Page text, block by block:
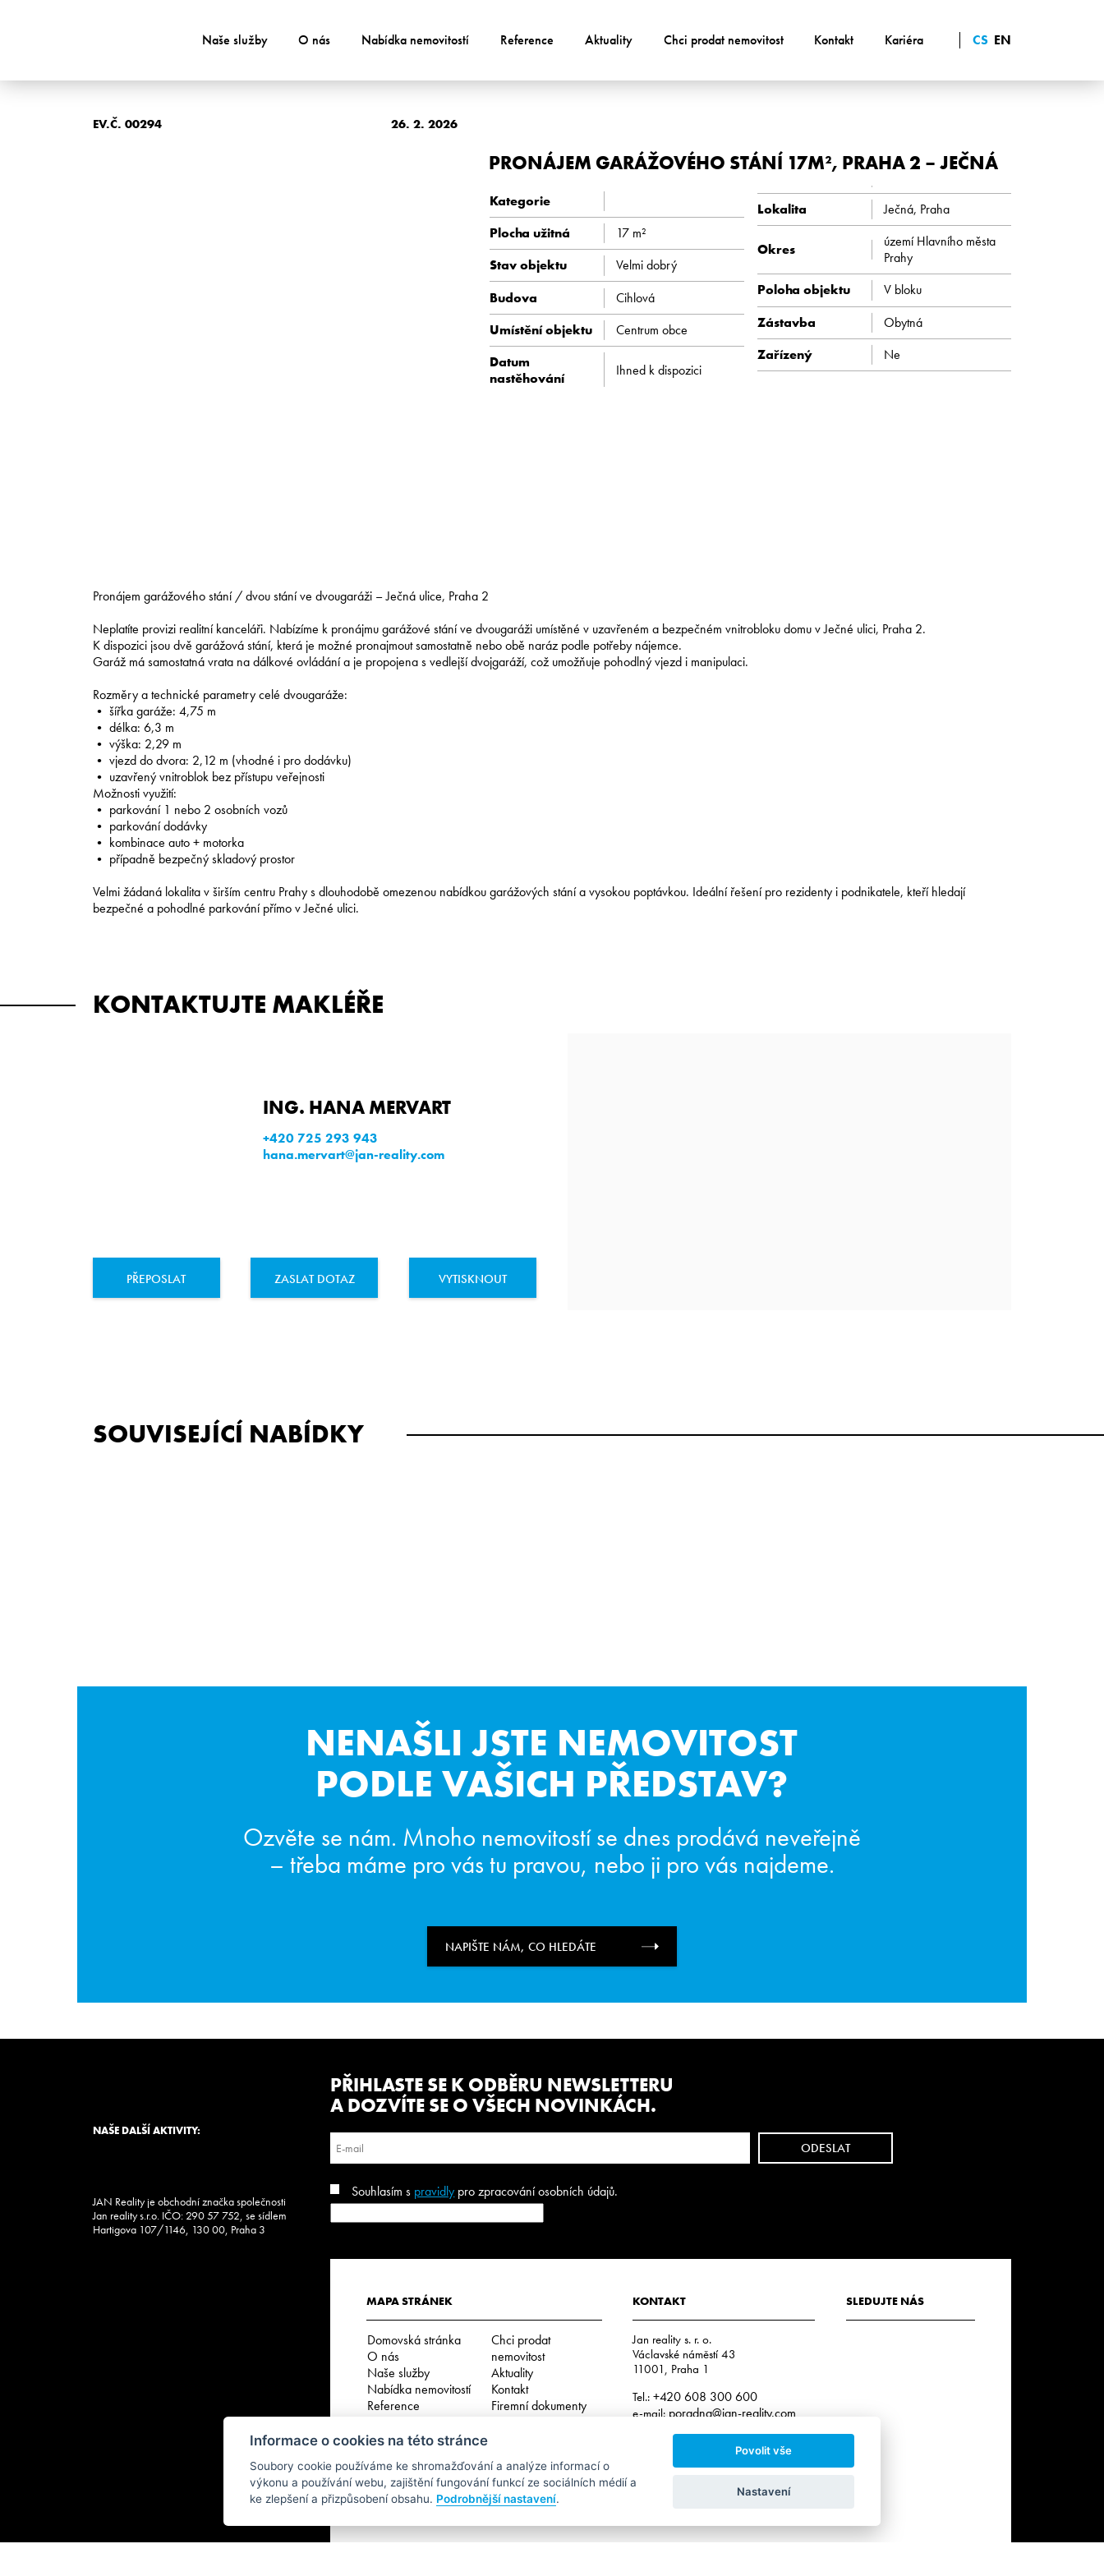
Naše služby O nás Nabídka nemovitostí Reference Aktuality Chci prodat nemovitost Kontakt Kariéra CS EN
EV.Č. 00294 26. 2. 2026
PRONÁJEM GARÁŽOVÉHO STÁNÍ 17M², PRAHA 2 – JEČNÁ
Kategorie
Plocha užitná
17 m²
Stav objektu
Velmi dobrý
Budova
Cihlová
Umístění objektu
Centrum obce
Datum
nastěhování
Ihned k dispozici
Lokalita Ječná, Praha
Okres
území Hlavního města
Prahy
Poloha objektu
V bloku
Zástavba
Obytná
Zařízený
Ne
Pronájem garážového stání / dvou stání ve dvougaráži – Ječná ulice, Praha 2
Neplatíte provizi realitní kanceláři. Nabízíme k pronájmu garážové stání ve dvougaráži umístěné v uzavřeném a bezpečném vnitrobloku domu v Ječné ulici, Praha 2.
K dispozici jsou dvě garážová stání, která je možné pronajmout samostatně nebo obě naráz podle potřeby nájemce.
Garáž má samostatná vrata na dálkové ovládání a je propojena s vedlejší dvojgaráží, což umožňuje pohodlný vjezd i manipulaci.
Rozměry a technické parametry celé dvougaráže:
• šířka garáže: 4,75 m
• délka: 6,3 m
• výška: 2,29 m
• vjezd do dvora: 2,12 m (vhodné i pro dodávku)
• uzavřený vnitroblok bez přístupu veřejnosti
Možnosti využití:
• parkování 1 nebo 2 osobních vozů
• parkování dodávky
• kombinace auto + motorka
• případně bezpečný skladový prostor
Velmi žádaná lokalita v širším centru Prahy s dlouhodobě omezenou nabídkou garážových stání a vysokou poptávkou. Ideální řešení pro rezidenty i podnikatele, kteří hledají
bezpečné a pohodlné parkování přímo v Ječné ulici.
KONTAKTUJTE MAKLÉŘE
ING. HANA MERVART
+420 725 293 943
hana.mervart@jan-reality.com
PŘEPOSLAT ZASLAT DOTAZ VYTISKNOUT
SOUVISEJÍCÍ NABÍDKY
NENAŠLI JSTE NEMOVITOST
PODLE VAŠICH PŘEDSTAV?
Ozvěte se nám. Mnoho nemovitostí se dnes prodává neveřejně
– třeba máme pro vás tu pravou, nebo ji pro vás najdeme.
NAPIŠTE NÁM, CO HLEDÁTE
NAŠE DALŠÍ AKTIVITY:
JAN Reality je obchodní značka společnosti
Jan reality s.r.o. IČO: 290 57 752, se sídlem
Hartigova 107/1146, 130 00, Praha 3
PŘIHLASTE SE K ODBĚRU NEWSLETTERU
A DOZVÍTE SE O VŠECH NOVINKÁCH.
Souhlasím s pravidly pro zpracování osobních údajů.
MAPA STRÁNEK
Domovská stránka
O nás
Naše služby
Nabídka nemovitostí
Reference
Chci prodat
nemovitost
Aktuality
Kontakt
Firemní dokumenty
Interní oznamovací systém – whistleblowing
Cookies
KONTAKT
Jan reality s. r. o.
Václavské náměstí 43
11001, Praha 1
Tel.:+420 608 300 600
e-mail: poradna@jan-reality.com
IČO: 29057752
Číslo depozitního účtu r. k.:
2202612637 / 2010
SLEDUJTE NÁS
Informace o cookies na této stránce
Soubory cookie používáme ke shromažďování a analýze informací o
výkonu a používání webu, zajištění fungování funkcí ze sociálních médií a
ke zlepšení a přizpůsobení obsahu. Podrobnější nastavení.
Povolit vše
Nastavení